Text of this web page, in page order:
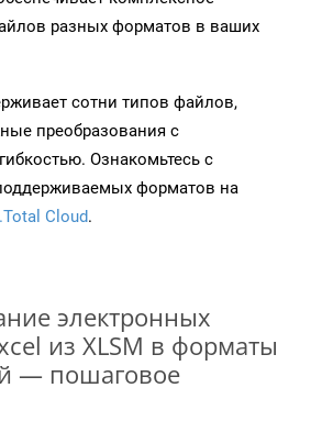
разных форматов в ваших
сотни типов файлов,
преобразования с
Ознакомьтесь с
форматов на
Cloud.
электронных
из XLSM в форматы
— пошаговое